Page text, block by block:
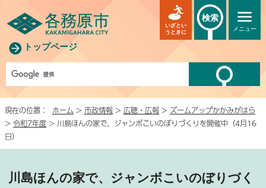
トップページ
メニュー
いざとい
うときに
検索
現在の位置： ホーム > 市政情報 > 広聴・広報 > ズームアップかかみがはら
> 令和7年度 > 川島ほんの家で、ジャンボこいのぼりづくりを開催中（4月16
日）
川島ほんの家で、ジャンボこいのぼりづく